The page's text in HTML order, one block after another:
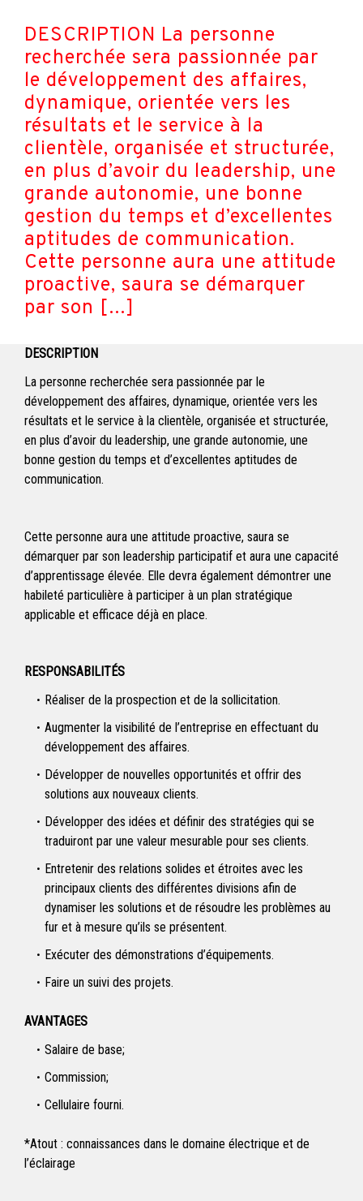
DESCRIPTION
La personne recherchée sera passionnée par le
développement des affaires, dynamique, orientée vers les
résultats et le service à la clientèle, organisée et structurée,
en plus d’avoir du leadership, une grande autonomie, une
bonne gestion du temps et d’excellentes aptitudes de
communication.
Cette personne aura une attitude proactive, saura se
démarquer par son leadership participatif et aura une capacité
d’apprentissage élevée. Elle devra également démontrer une
habileté particulière à participer à un plan stratégique
applicable et efficace déjà en place.
RESPONSABILITÉS
Réaliser de la prospection et de la sollicitation.
Augmenter la visibilité de l’entreprise en effectuant du
développement des affaires.
Développer de nouvelles opportunités et offrir des
solutions aux nouveaux clients.
Développer des idées et définir des stratégies qui se
traduiront par une valeur mesurable pour ses clients.
Entretenir des relations solides et étroites avec les
principaux clients des différentes divisions afin de
dynamiser les solutions et de résoudre les problèmes au
fur et à mesure qu’ils se présentent.
Exécuter des démonstrations d’équipements.
Faire un suivi des projets.
AVANTAGES
Salaire de base;
Commission;
Cellulaire fourni.
*Atout : connaissances dans le domaine électrique et de
l’éclairage
DESCRIPTION La personne
recherchée sera passionnée par
le développement des affaires,
dynamique, orientée vers les
résultats et le service à la
clientèle, organisée et structurée,
en plus d’avoir du leadership, une
grande autonomie, une bonne
gestion du temps et d’excellentes
aptitudes de communication.
Cette personne aura une attitude
proactive, saura se démarquer
par son […]